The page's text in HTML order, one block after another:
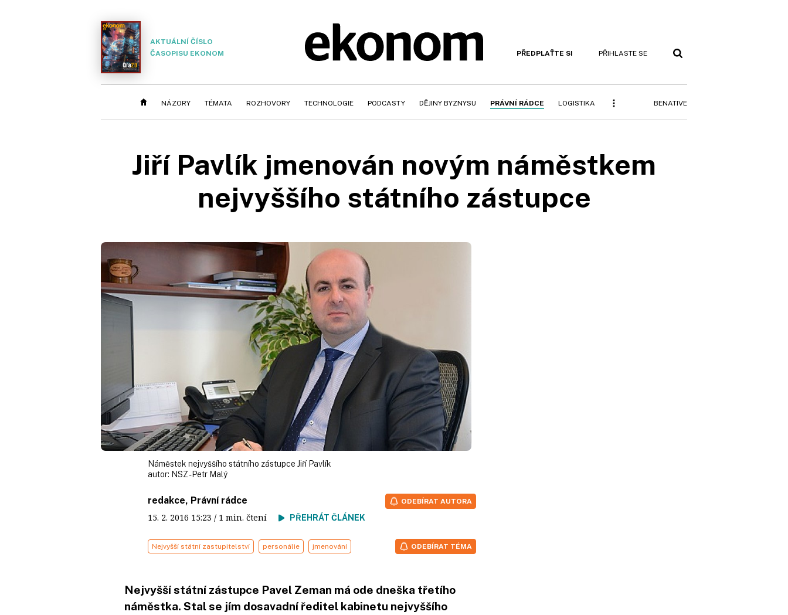
AKTUÁLNÍ ČÍSLO
ČASOPISU EKONOM
PŘEDPLAŤTE SI PŘIHLASTE SE
NÁZORY TÉMATA ROZHOVORY TECHNOLOGIE PODCASTY DĚJINY BYZNYSU PRÁVNÍ RÁDCE LOGISTIKA BENATIVE
Jiří Pavlík jmenován novým náměstkem
nejvyššího státního zástupce
Náměstek nejvyššího státního zástupce Jiří Pavlík
autor: NSZ - Petr Malý
redakce, Právní rádce
15. 2. 2016 15:23 / 1 min. čtení PŘEHRÁT ČLÁNEK
ODEBÍRAT AUTORA
Nejvyšší státní zastupitelství personálie jmenování ODEBÍRAT TÉMA
Nejvyšší státní zástupce Pavel Zeman má ode dneška třetího
náměstka. Stal se jím dosavadní ředitel kabinetu nejvyššího